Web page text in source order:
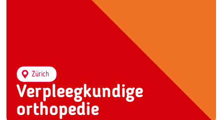
Verpleegkundige
orthopedie
Zürich